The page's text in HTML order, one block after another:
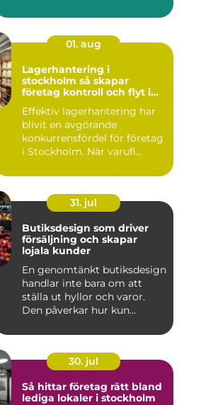
01. aug
Lagerhantering i
stockholm så skapar
företag kontroll och flyt i
Effektiv lagerhantering har
blivit en avgörande
konkurrensfördel för företag
i Stockholm. När varufl...
31. jul
Butiksdesign som driver
försäljning och skapar
lojala kunder
En genomtänkt butiksdesign
handlar inte bara om att
ställa ut hyllor och varor.
Den påverkar hur kun...
30. jul
Så hittar företag rätt bland
lediga lokaler i stockholm